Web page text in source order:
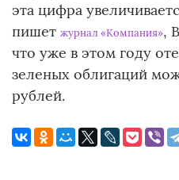
эта цифра
пишет журнал «Компания»,
что уже в этом году
зеленых облигаций
рублей.